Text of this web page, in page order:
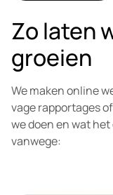
Zo laten
groeien
We maken online
vage rapportages
we doen en wat
vanwege: